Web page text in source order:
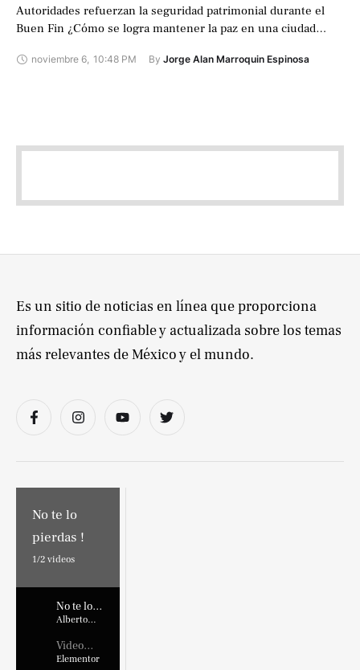
Autoridades refuerzan la seguridad patrimonial durante el
Buen Fin ¿Cómo se logra mantener la paz en una ciudad
noviembre 6, 10:48 PM By Jorge Alan Marroquin Espinosa
No te lo
pierdas !
1/2 videos
No te lo
pierdas !
Alberto
Video
Placehold
Elementor
Es un sitio de noticias en línea que proporciona
información confiable y actualizada sobre los temas
más relevantes de México y el mundo.